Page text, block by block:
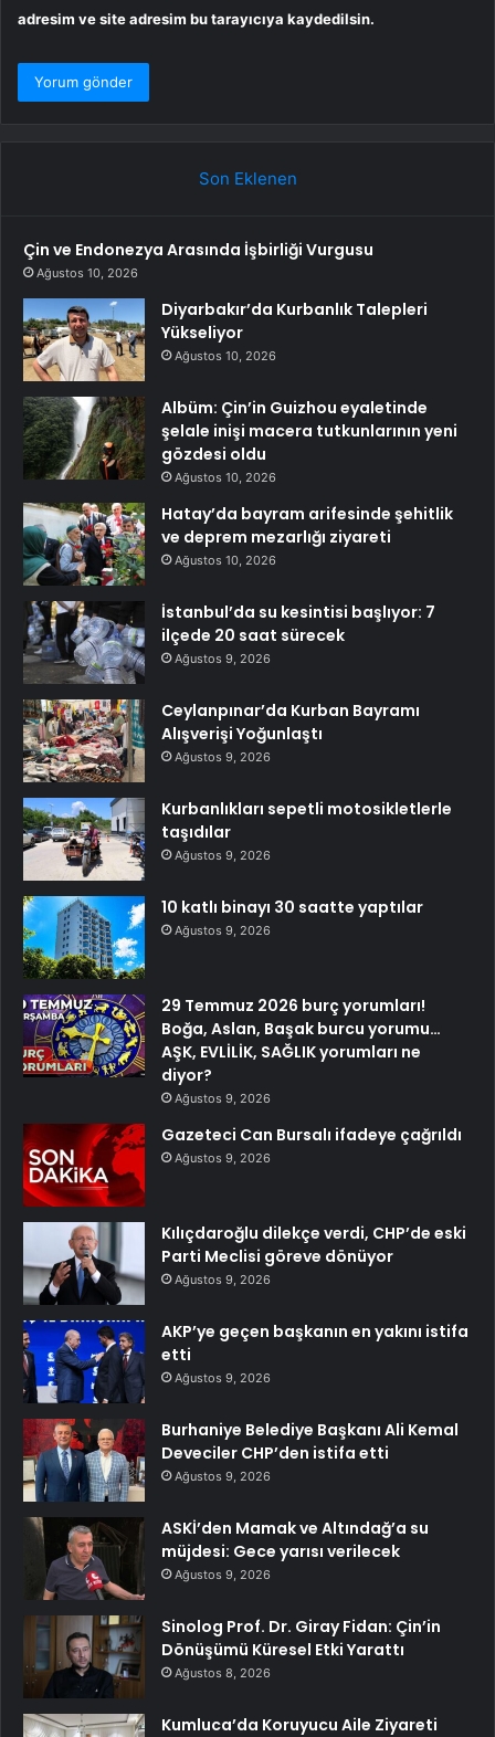
adresim ve site adresim bu tarayıcıya kaydedilsin.
Son Eklenen
Çin ve Endonezya Arasında İşbirliği Vurgusu
Ağustos 10, 2026
Diyarbakır’da Kurbanlık Talepleri
Yükseliyor
Ağustos 10, 2026
Albüm: Çin’in Guizhou eyaletinde
şelale inişi macera tutkunlarının yeni
gözdesi oldu
Ağustos 10, 2026
Hatay’da bayram arifesinde şehitlik
ve deprem mezarlığı ziyareti
Ağustos 10, 2026
İstanbul’da su kesintisi başlıyor: 7
ilçede 20 saat sürecek
Ağustos 9, 2026
Ceylanpınar’da Kurban Bayramı
Alışverişi Yoğunlaştı
Ağustos 9, 2026
Kurbanlıkları sepetli motosikletlerle
taşıdılar
Ağustos 9, 2026
10 katlı binayı 30 saatte yaptılar
Ağustos 9, 2026
29 Temmuz 2026 burç yorumları!
Boğa, Aslan, Başak burcu yorumu…
AŞK, EVLİLİK, SAĞLIK yorumları ne
diyor?
Ağustos 9, 2026
Gazeteci Can Bursalı ifadeye çağrıldı
Ağustos 9, 2026
Kılıçdaroğlu dilekçe verdi, CHP’de eski
Parti Meclisi göreve dönüyor
Ağustos 9, 2026
AKP’ye geçen başkanın en yakını istifa
etti
Ağustos 9, 2026
Burhaniye Belediye Başkanı Ali Kemal
Deveciler CHP’den istifa etti
Ağustos 9, 2026
ASKİ’den Mamak ve Altındağ’a su
müjdesi: Gece yarısı verilecek
Ağustos 9, 2026
Sinolog Prof. Dr. Giray Fidan: Çin’in
Dönüşümü Küresel Etki Yarattı
Ağustos 8, 2026
Kumluca’da Koruyucu Aile Ziyareti